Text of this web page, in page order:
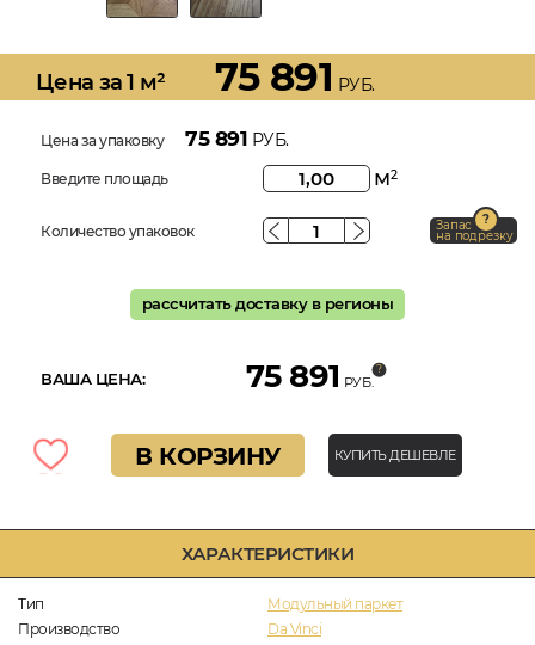
ХАРАКТЕРИСТИКИ
Тип
Модульный паркет
Производство
Da Vinci
Цена за 1 м² 75 891 РУБ.
Цена за упаковку 75 891 РУБ.
Введите площадь м2
Количество упаковок Запас
на подрезку
рассчитать доставку в регионы
ВАША ЦЕНА: 75 891 РУБ.
В КОРЗИНУ КУПИТЬ ДЕШЕВЛЕ